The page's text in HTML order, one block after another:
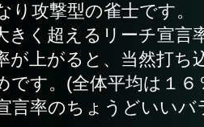
り攻撃型の雀士です。
きく超えるリーチ宣言
が上がると、当然打
です。(全体平均は１６
言率のちょうどいい